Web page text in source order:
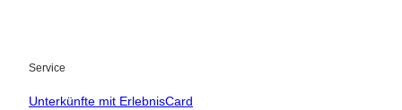
Kinder
Service
Unterkünfte mit ErlebnisCard